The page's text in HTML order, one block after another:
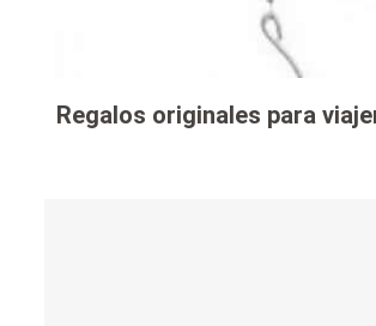
Regalos originales para